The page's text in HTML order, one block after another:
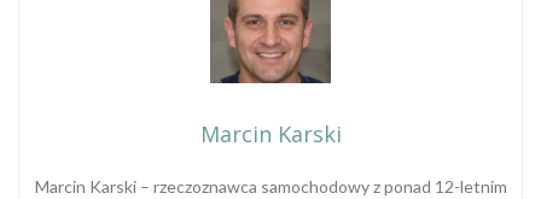
Marcin Karski
Marcin Karski – rzeczoznawca samochodowy z ponad 12-letnim